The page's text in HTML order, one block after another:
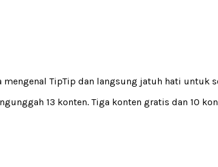
mengenal TipTip dan langsung jatuh hati untuk
13 konten. Tiga konten gratis dan 10